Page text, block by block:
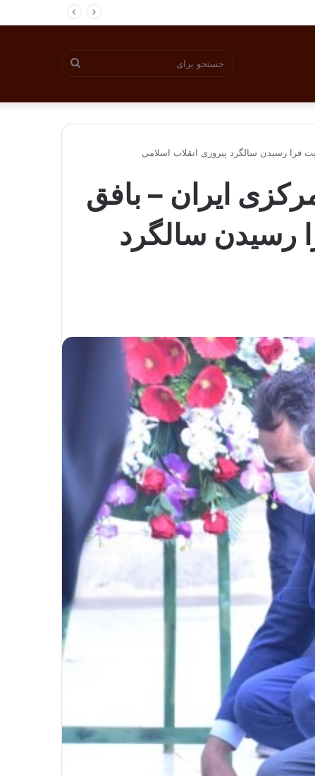
فرا رسیدن سالگرد پیروزی انقلاب اسلامی
ایران – بافق
رسیدن سالگرد